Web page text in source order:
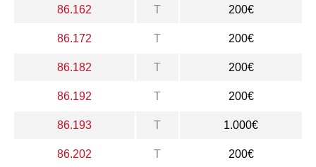
86.162 T 200€
86.172 T 200€
86.182 T 200€
86.192 T 200€
86.193 T 1.000€
86.202 T 200€